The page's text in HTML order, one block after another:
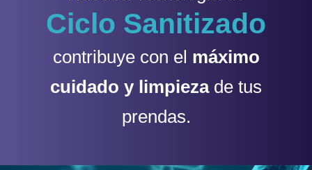
Ciclo Sanitizado
contribuye con el máximo
cuidado y limpiezade tus
prendas.